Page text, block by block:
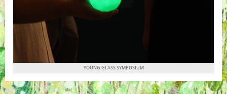
YOUNG GLASS SYMPOSIUM